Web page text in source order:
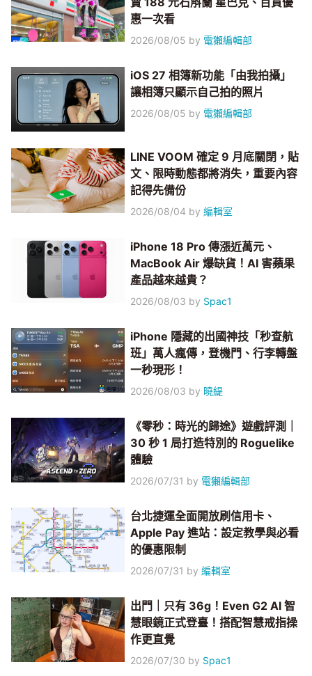
惠一次看
2026/08/05 by 電獺編輯部
iOS 27 相簿新功能「由我拍攝」
讓相簿只顯示自己拍的照片
2026/08/05 by 電獺編輯部
LINE VOOM 確定 9 月底關閉，貼
文、限時動態都將消失，重要內容
記得先備份
2026/08/04 by編輯室
iPhone 18 Pro 傳漲近萬元、
MacBook Air 爆缺貨！AI 害蘋果
產品越來越貴？
2026/08/03 by Spac1
iPhone 隱藏的出國神技「秒查航
班」萬人瘋傳，登機門、行李轉盤
一秒現形！
2026/08/03 by 曉緹
《零秒：時光的歸途》遊戲評測｜
30 秒 1 局打造特別的 Roguelike
體驗
2026/07/31 by 電獺編輯部
台北捷運全面開放刷信用卡、
Apple Pay 進站：設定教學與必看
的優惠限制
2026/07/31 by編輯室
出門｜只有 36g！Even G2 AI 智
慧眼鏡正式登臺！搭配智慧戒指操
作更直覺
2026/07/30 by Spac1